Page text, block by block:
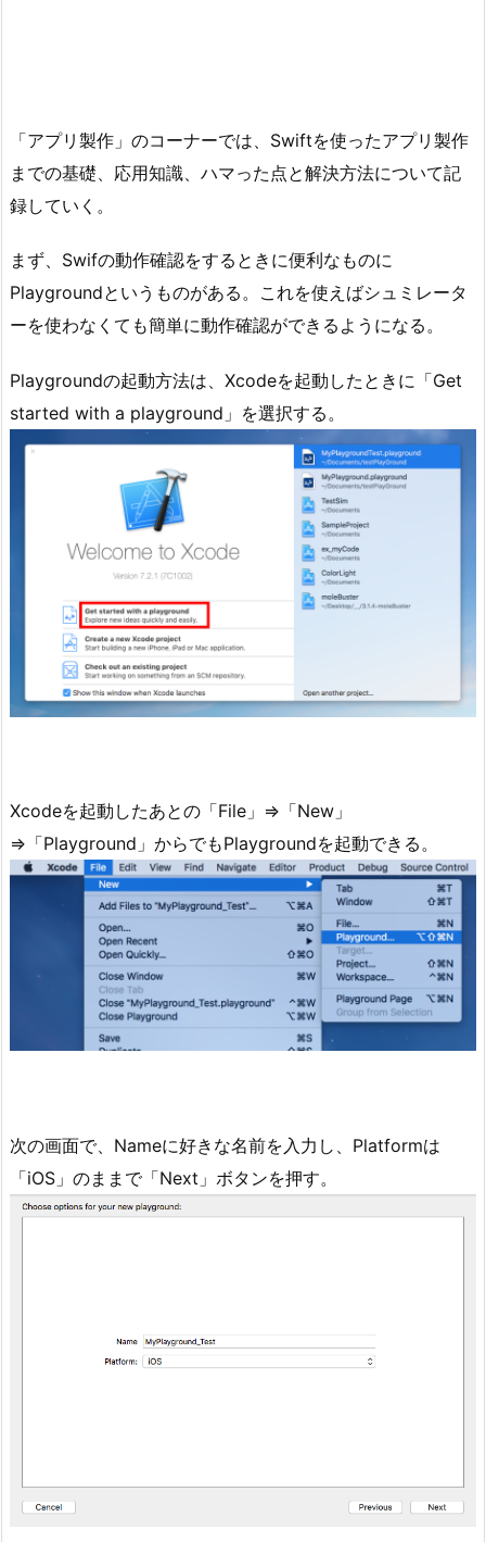
「アプリ製作」のコーナーでは、Swiftを使ったアプリ製作
までの基礎、応用知識、ハマった点と解決方法について記
録していく。
まず、Swifの動作確認をするときに便利なものに
Playgroundというものがある。これを使えばシュミレータ
ーを使わなくても簡単に動作確認ができるようになる。
Playgroundの起動方法は、Xcodeを起動したときに「Get
started with a playground」を選択する。
Xcodeを起動したあとの「File」⇒「New」
⇒「Playground」からでもPlaygroundを起動できる。
次の画面で、Nameに好きな名前を入力し、Platformは
「iOS」のままで「Next」ボタンを押す。